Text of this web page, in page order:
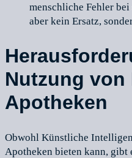
menschliche Fehler
aber kein Ersatz,
Nutzung von
Apotheken
Obwohl Künstliche
Apotheken bieten kann, gibt